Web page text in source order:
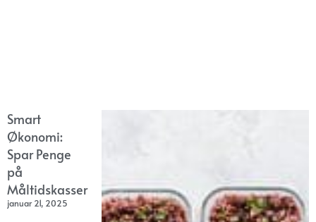
Smart
Økonomi:
Spar Penge
på
Måltidskasser
januar 21, 2025